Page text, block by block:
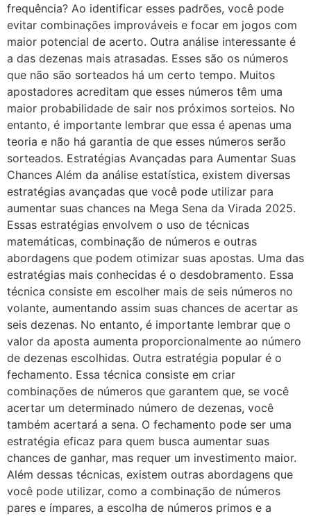
frequência? Ao identificar esses padrões, você pode
evitar combinações improváveis e focar em jogos com
maior potencial de acerto. Outra análise interessante é
a das dezenas mais atrasadas. Esses são os números
que não são sorteados há um certo tempo. Muitos
apostadores acreditam que esses números têm uma
maior probabilidade de sair nos próximos sorteios. No
entanto, é importante lembrar que essa é apenas uma
teoria e não há garantia de que esses números serão
sorteados. Estratégias Avançadas para Aumentar Suas
Chances Além da análise estatística, existem diversas
estratégias avançadas que você pode utilizar para
aumentar suas chances na Mega Sena da Virada 2025.
Essas estratégias envolvem o uso de técnicas
matemáticas, combinação de números e outras
abordagens que podem otimizar suas apostas. Uma das
estratégias mais conhecidas é o desdobramento. Essa
técnica consiste em escolher mais de seis números no
volante, aumentando assim suas chances de acertar as
seis dezenas. No entanto, é importante lembrar que o
valor da aposta aumenta proporcionalmente ao número
de dezenas escolhidas. Outra estratégia popular é o
fechamento. Essa técnica consiste em criar
combinações de números que garantem que, se você
acertar um determinado número de dezenas, você
também acertará a sena. O fechamento pode ser uma
estratégia eficaz para quem busca aumentar suas
chances de ganhar, mas requer um investimento maior.
Além dessas técnicas, existem outras abordagens que
você pode utilizar, como a combinação de números
pares e ímpares, a escolha de números primos e a